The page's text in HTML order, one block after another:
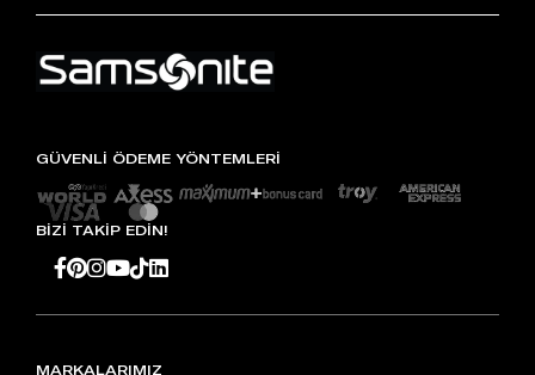
GÜVENLİ ÖDEME YÖNTEMLERİ
BİZİ TAKİP EDİN!
MARKALARIMIZ